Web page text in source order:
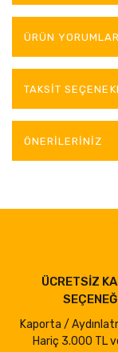
ÜRÜN
TAKSIT
ÖNERILERINIZ
ÜCRETSİZ
Kaporta /
Hariç 3.000 TL